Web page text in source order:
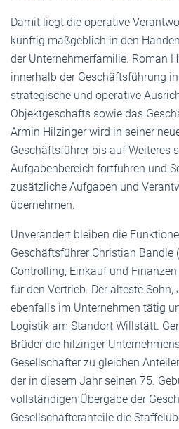
Damit liegt die operative
künftig maßgeblich in den
der Unternehmerfamilie. Roman
innerhalb der Geschäftsführung
strategische und operative
Objektgeschäfts sowie das
Armin Hilzinger wird in seiner
Geschäftsführer bis auf Weiteres
Aufgabenbereich fortführen und
zusätzliche Aufgaben und
übernehmen.
Unverändert bleiben die
Geschäftsführer Christian Bandle
Controlling, Einkauf und
für den Vertrieb. Der älteste
ebenfalls im Unternehmen tätig
Logistik am Standort Willstätt.
Brüder die hilzinger
Gesellschafter zu gleichen
der in diesem Jahr seinen 75.
vollständigen Übergabe der
Gesellschafteranteile die